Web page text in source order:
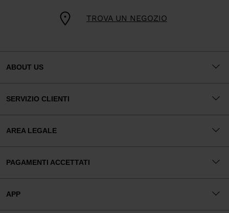
TROVA UN NEGOZIO
ABOUT US
SERVIZIO CLIENTI
AREA LEGALE
PAGAMENTI ACCETTATI
APP